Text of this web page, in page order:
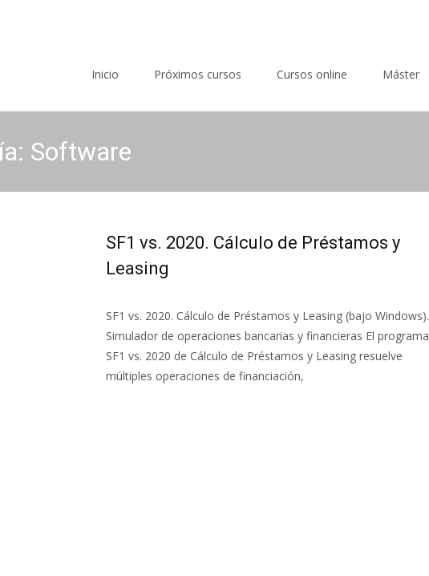
Inicio
Próximos cursos Cursos online Máster
Software
SF1 vs. 2020. Cálculo de Préstamos y
Leasing
SF1 vs. 2020. Cálculo de Préstamos y Leasing (bajo Windows).
Simulador de operaciones bancarias y financieras El programa
SF1 vs. 2020 de Cálculo de Préstamos y Leasing resuelve
múltiples operaciones de financiación,